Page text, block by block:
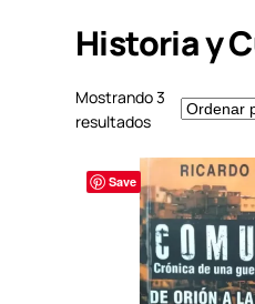
Historia y
Mostrando 3
resultadosS
t
e
d
b
y
Save